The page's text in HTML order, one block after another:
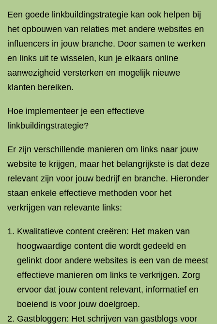
Een goede linkbuildingstrategie kan ook helpen bij
het opbouwen van relaties met andere websites en
influencers in jouw branche. Door samen te werken
en links uit te wisselen, kun je elkaars online
aanwezigheid versterken en mogelijk nieuwe
klanten bereiken.
Hoe implementeer je een effectieve
linkbuildingstrategie?
Er zijn verschillende manieren om links naar jouw
website te krijgen, maar het belangrijkste is dat deze
relevant zijn voor jouw bedrijf en branche. Hieronder
staan ​​enkele effectieve methoden voor het
verkrijgen van relevante links:
Kwalitatieve content creëren: Het maken van
hoogwaardige content die wordt gedeeld en
gelinkt door andere websites is een van de meest
effectieve manieren om links te verkrijgen. Zorg
ervoor dat jouw content relevant, informatief en
boeiend is voor jouw doelgroep.
Gastbloggen: Het schrijven van gastblogs voor